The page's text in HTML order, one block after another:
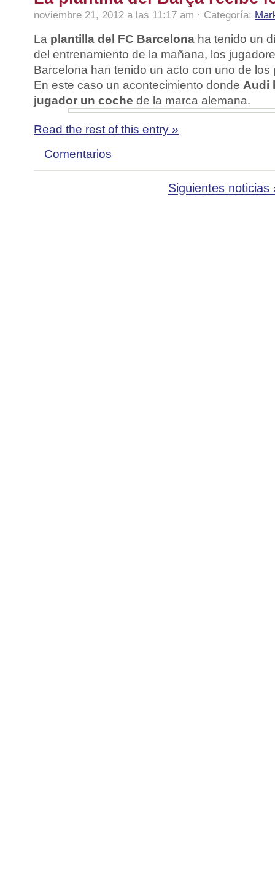
noviembre 21, 2012 a las 11:17 am · Categoría:
La plantilla del FC Barcelona ha tenido un
del entrenamiento de la mañana, los
Barcelona han tenido un acto con uno de
En este caso un acontecimiento donde Audi
jugador un coche de la marca alemana.
Read the rest of this entry »
Comentarios
Siguientes noticias